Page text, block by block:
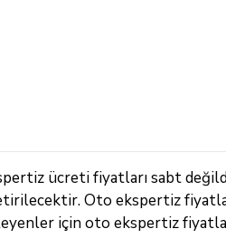
ücreti fiyatları sabt
Oto ekspertiz
için oto ekspertiz